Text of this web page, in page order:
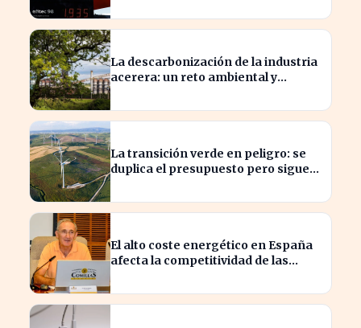
La descarbonización de la industria
acerera: un reto ambiental y
La transición verde en peligro: se
duplica el presupuesto pero sigue
El alto coste energético en España
afecta la competitividad de las